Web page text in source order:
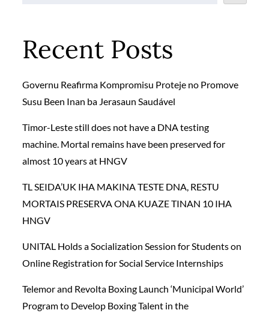
Recent Posts
Governu Reafirma Kompromisu Proteje no Promove
Susu Been Inan ba Jerasaun Saudável
Timor-Leste still does not have a DNA testing
machine. Mortal remains have been preserved for
almost 10 years at HNGV
TL SEIDA’UK IHA MAKINA TESTE DNA, RESTU
MORTAIS PRESERVA ONA KUAZE TINAN 10 IHA
HNGV
UNITAL Holds a Socialization Session for Students on
Online Registration for Social Service Internships
Telemor and Revolta Boxing Launch ‘Municipal World’
Program to Develop Boxing Talent in the